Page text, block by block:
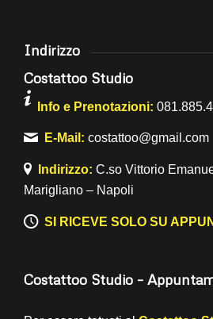
Indirizzo
Costattoo Studio
Info e Prenotazioni:
E-Mail: costattoo@gmail.com
Indirizzo: C.so Vittorio
Marigliano – Napoli
SI RICEVE SOLO SU
Costattoo Studio –